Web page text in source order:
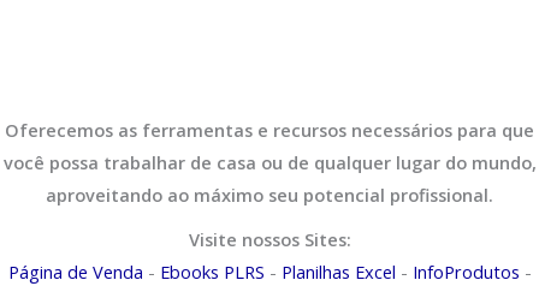
Oferecemos as ferramentas e recursos necessários para que
você possa trabalhar de casa ou de qualquer lugar do mundo,
aproveitando ao máximo seu potencial profissional.
Visite nossos Sites:
Página de Venda - Ebooks PLRS - Planilhas Excel - InfoProdutos -